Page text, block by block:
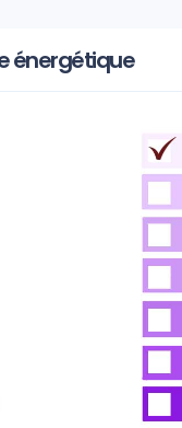
énergétique